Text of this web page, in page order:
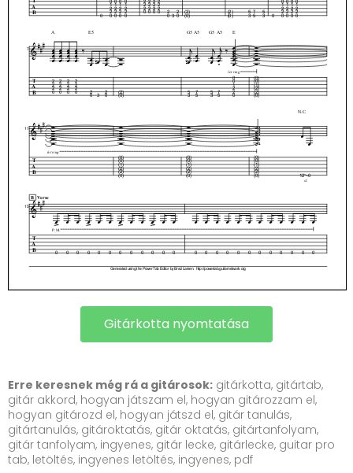
Gitárkotta nyomtatása
Erre keresnek még rá a gitárosok: gitárkotta, gitártab,
gitár akkord, hogyan játszam el, hogyan gitározzam el,
hogyan gitározd el, hogyan játszd el, gitár tanulás,
gitártanulás, gitároktatás, gitár oktatás, gitártanfolyam,
gitár tanfolyam, ingyenes, gitár lecke, gitárlecke, guitar pro
tab, letöltés, ingyenes letöltés, ingyenes, pdf